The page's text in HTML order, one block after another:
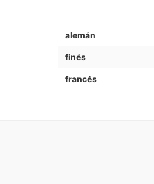
alemán
finés
francés